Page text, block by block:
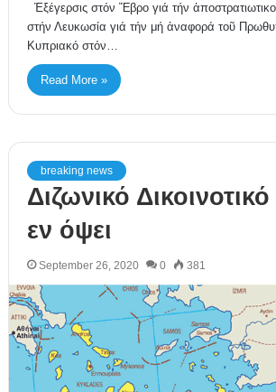
Ἐξέγερσις στόν Ἕβρο γιά τήν
στήν Λευκωσία γιά τήν μή ἀναφορά τοῦ
Κυπριακό στόν…
Read More »
breaking news
Διζωνικό
εν όψει
September 26, 2020 0 381